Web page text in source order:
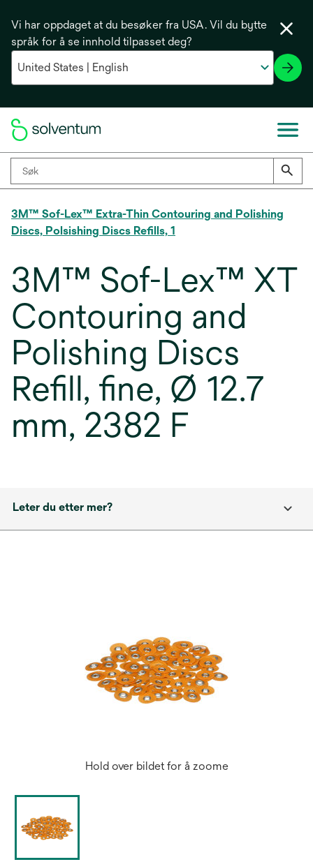
Vi har oppdaget at du besøker fra USA. Vil du bytte
språk for å se innhold tilpasset deg?
3M™ Sof-Lex™ Extra-Thin Contouring and Polishing
Discs, Polsishing Discs Refills, 1
3M™ Sof-Lex™ XT
Contouring and
Polishing Discs
Refill, fine, Ø 12.7
mm, 2382 F
Leter du etter mer?
Hold over bildet for å zoome